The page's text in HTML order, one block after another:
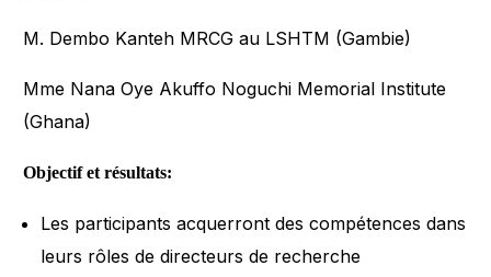
M. Dembo Kanteh MRCG au LSHTM (Gambie)
Mme Nana Oye Akuffo Noguchi Memorial Institute
(Ghana)
Objectif et résultats:
Les participants acquerront des compétences dans
leurs rôles de directeurs de recherche